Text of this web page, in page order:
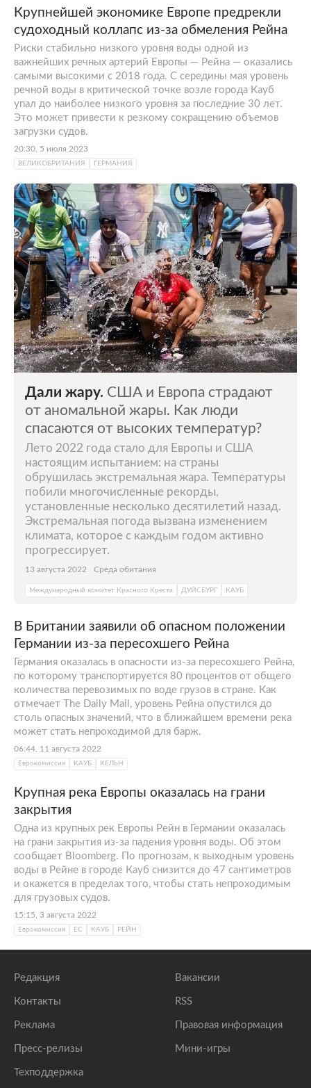
Крупнейшей экономике Европе предрекли
судоходный коллапс из-за обмеления Рейна
Риски стабильно низкого уровня воды одной из
важнейших речных артерий Европы — Рейна — оказались
самыми высокими с 2018 года. С середины мая уровень
речной воды в критической точке возле города Кауб
упал до наиболее низкого уровня за последние 30 лет.
Это может привести к резкому сокращению объемов
загрузки судов.
20:30, 5 июля 2023
ВЕЛИКОБРИТАНИЯ ГЕРМАНИЯ
Дали жару. США и Европа страдают
от аномальной жары. Как люди
спасаются от высоких температур?
Лето 2022 года стало для Европы и США
настоящим испытанием: на страны
обрушилась экстремальная жара. Температуры
побили многочисленные рекорды,
установленные несколько десятилетий назад.
Экстремальная погода вызвана изменением
климата, которое с каждым годом активно
прогрессирует.
13 августа 2022 Среда обитания
Международный комитет Красного Креста ДУЙСБУРГ КАУБ
В Британии заявили об опасном положении
Германии из-за пересохшего Рейна
Германия оказалась в опасности из-за пересохшего Рейна,
по которому транспортируется 80 процентов от общего
количества перевозимых по воде грузов в стране. Как
отмечает The Daily Mail, уровень Рейна опустился до
столь опасных значений, что в ближайшем времени река
может стать непроходимой для барж.
06:44, 11 августа 2022
Еврокомиссия КАУБ КЕЛЬН
Крупная река Европы оказалась на грани
закрытия
Одна из крупных рек Европы Рейн в Германии оказалась
на грани закрытия из-за падения уровня воды. Об этом
сообщает Bloomberg. По прогнозам, к выходным уровень
воды в Рейне в городе Кауб снизится до 47 сантиметров
и окажется в пределах того, чтобы стать непроходимым
для грузовых судов.
15:15, 3 августа 2022
Еврокомиссия ЕС КАУБ РЕЙН
Редакция
Контакты
Реклама
Пресс-релизы
Техподдержка
Вакансии
RSS
Правовая информация
Мини-игры